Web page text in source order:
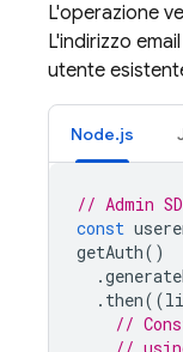
L'operazione
L'indirizzo
utente
Node.js
// Admin
const
getAuth()
.
. then((
//